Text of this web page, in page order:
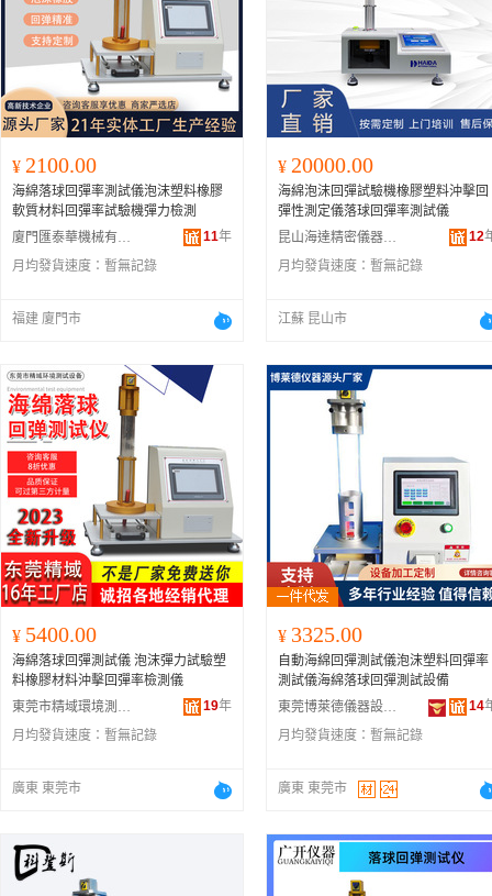
¥ 2100.00
海綿落球回彈率測試儀泡沫塑料橡膠
軟質材料回彈率試驗機彈力檢測
廈門匯泰華機械有限公司
11年
月均發貨速度： 暫無記錄
福建 廈門市
¥ 20000.00
海綿泡沫回彈試驗機橡膠塑料沖擊回
彈性測定儀落球回彈率測試儀
昆山海達精密儀器有限公司
12
月均發貨速度： 暫無記錄
江蘇 昆山市
¥ 5400.00
海綿落球回彈測試儀 泡沫彈力試驗塑
料橡膠材料沖擊回彈率檢測儀
東莞市精域環境測試設備有限公司
19年
月均發貨速度： 暫無記錄
廣東 東莞市
¥ 3325.00
自動海綿回彈測試儀泡沫塑料回彈率
測試儀海綿落球回彈測試設備
東莞博萊德儀器設備有限公司
14
月均發貨速度： 暫無記錄
廣東 東莞市